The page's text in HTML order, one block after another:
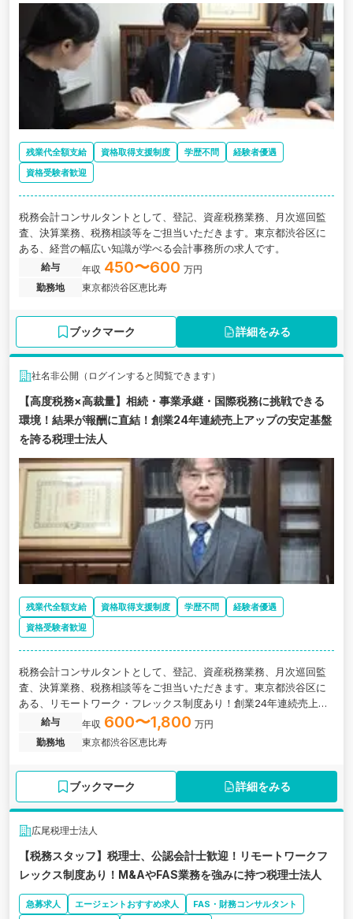
残業代全額支給 資格取得支援制度 学歴不問
経験者優遇
資格受験者歓迎
税務会計コンサルタントとして、登記、資産税務業務、月次巡回監
査、決算業務、税務相談等をご担当いただきます。東京都渋谷区に
ある、経営の幅広い知識が学べる会計事務所の求人です。
給与 年収 450〜600 万円
勤務地
東京都渋谷区恵比寿
ブックマーク 詳細をみる
社名非公開（ログインすると閲覧できます）
【高度税務×高裁量】相続・事業承継・国際税務に挑戦できる
環境！結果が報酬に直結！創業24年連続売上アップの安定基盤
を誇る税理士法人
残業代全額支給 資格取得支援制度 学歴不問
経験者優遇
資格受験者歓迎
税務会計コンサルタントとして、登記、資産税務業務、月次巡回監
査、決算業務、税務相談等をご担当いただきます。東京都渋谷区に
ある、リモートワーク・フレックス制度あり！創業24年連続売上ア
ップの安定基盤を誇る税理士法人の求人です。
給与 年収 600〜1,800 万円
勤務地
東京都渋谷区恵比寿
ブックマーク 詳細をみる
広尾税理士法人
【税務スタッフ】税理士、公認会計士歓迎！リモートワークフ
レックス制度あり！M&AやFAS業務を強みに持つ税理士法人
急募求人 エージェントおすすめ求人
FAS・財務コンサルタント